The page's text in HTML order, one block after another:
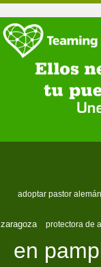
adoptar pastor alemán
zaragoza protectora de
en